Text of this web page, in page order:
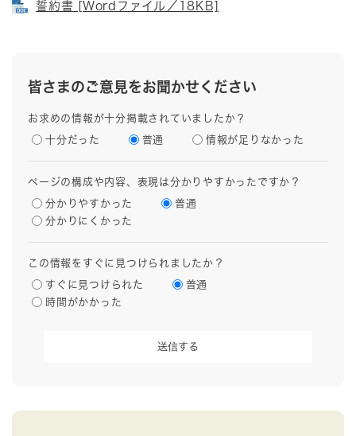
誓約書 [Wordファイル／18KB]
皆さまのご意見をお聞かせください
お求めの情報が十分掲載されていましたか？
十分だった 普通 情報が足りなかった
ページの構成や内容、表現は分かりやすかったですか？
分かりやすかった
普通
分かりにくかった
この情報をすぐに見つけられましたか？
すぐに見つけられた
普通
時間がかかった